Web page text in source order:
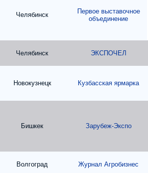
Челябинск
Первое выставочное
объединение
Челябинск ЭКСПОЧЕЛ
Новокузнецк Кузбасская ярмарка
Бишкек Зарубеж-Экспо
Волгоград Журнал Агробизнес